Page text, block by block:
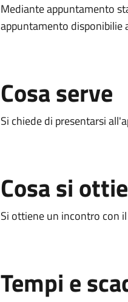
Mediante appuntamento
appuntamento disponibilie
Cosa serve
Si chiede di presentarsi
Cosa si
Si ottiene un incontro con
Tempi e